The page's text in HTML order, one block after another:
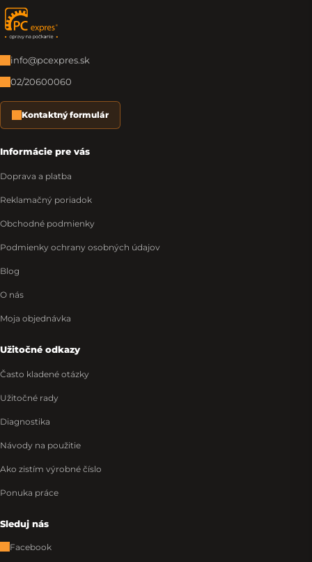
Zápätie
info@pcexpres.sk
02/20600060
Kontaktný formulár
Informácie pre vás
Doprava a platba
Reklamačný poriadok
Obchodné podmienky
Podmienky ochrany osobných údajov
Blog
O nás
Moja objednávka
Užitočné odkazy
Často kladené otázky
Užitočné rady
Diagnostika
Návody na použitie
Ako zistím výrobné číslo
Ponuka práce
Sleduj nás
Facebook